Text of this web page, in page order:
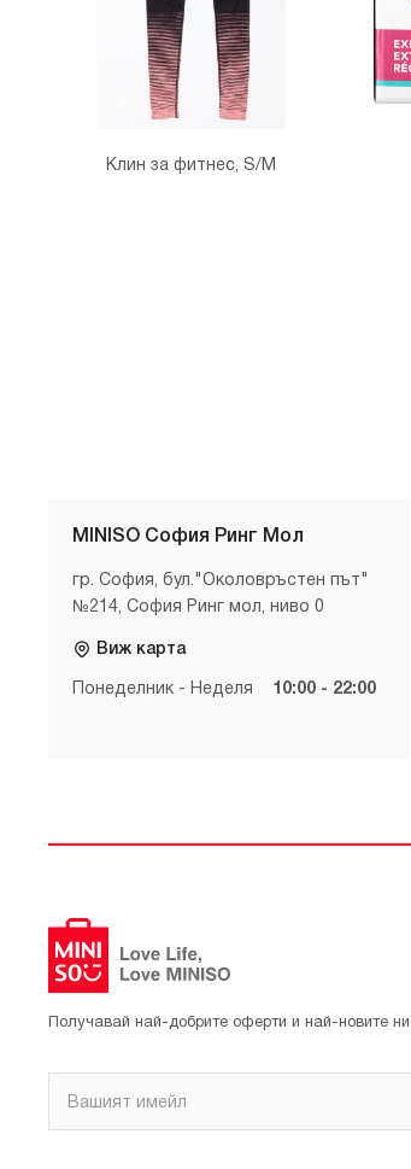
Клин за фитнес, S/M
MINISO София Ринг Мол
гр. София, бул."Околовръстен път"
№214, София Ринг мол, ниво 0
Виж карта
Понеделник - Неделя 10:00 - 22:00
Получавай най-добрите оферти и най-новите